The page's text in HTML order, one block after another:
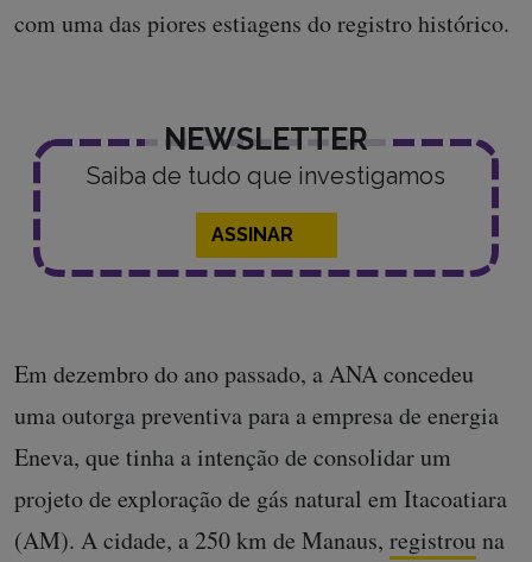
com uma das piores estiagens do registro histórico.
NEWSLETTER
Saiba de tudo que investigamos
ASSINAR
Em dezembro do ano passado, a ANA concedeu
uma outorga preventiva para a empresa de energia
Eneva, que tinha a intenção de consolidar um
projeto de exploração de gás natural em Itacoatiara
(AM). A cidade, a 250 km de Manaus, registrou na